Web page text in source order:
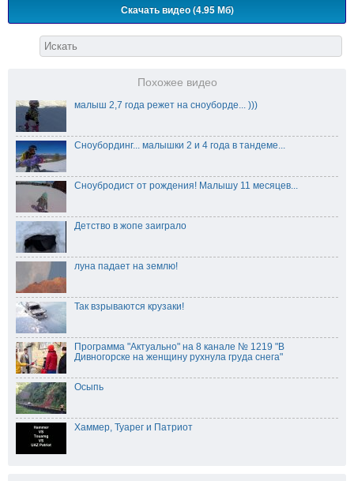
Скачать видео (4.95 Мб)
Похожее видео
малыш 2,7 года режет на сноуборде... )))
Сноубординг... малышки 2 и 4 года в тандеме...
Сноубродист от рождения! Малышу 11 месяцев...
Детство в жопе заиграло
луна падает на землю!
Так взрываются крузаки!
Программа "Актуально" на 8 канале № 1219 "В
Дивногорске на женщину рухнула груда снега"
Осыпь
Хаммер, Туарег и Патриот